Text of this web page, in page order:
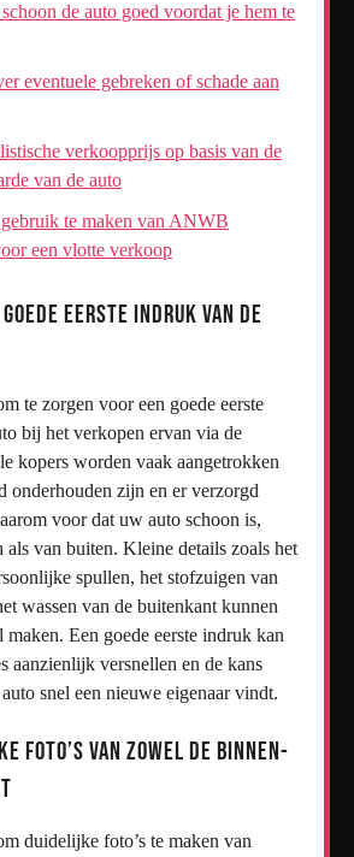
de auto goed voordat je hem te
eventuele gebreken of schade aan
verkoopprijs op basis van de
van de auto
te maken van ANWB
een vlotte verkoop
eerste indruk van de
te zorgen voor een goede eerste
bij het verkopen ervan via de
kopers worden vaak aangetrokken
onderhouden zijn en er verzorgd
voor dat uw auto schoon is,
van buiten. Kleine details zoals het
spullen, het stofzuigen van
wassen van de buitenkant kunnen
maken. Een goede eerste indruk kan
aanzienlijk versnellen en de kans
snel een nieuwe eigenaar vindt.
foto’s van zowel de binnen-
duidelijke foto’s te maken van